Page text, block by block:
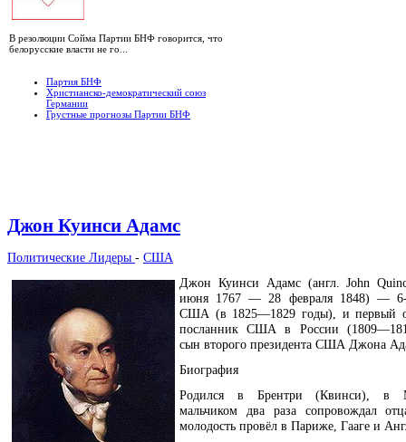
В резолюции Сойма Партии БНФ говорится, что
белорусские власти не го...
Партия БНФ
Христианско-демократический союз
Германии
Грустные прогнозы Партии БНФ
Джон Куинси Адамс
Политические Лидеры - США
Джон Куинси Адамс (англ. John
июня 1767 — 28 февраля 1848) — 6-
США (в 1825—1829 годы), и первый
посланник США в России
сын второго президента США Джона
Биография
Родился в Брентри (Квинси), в
мальчиком два раза сопровождал
молодость провёл в Париже, Гааге и